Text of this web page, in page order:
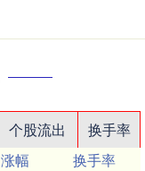
个股流出
换手率
涨幅
换手率